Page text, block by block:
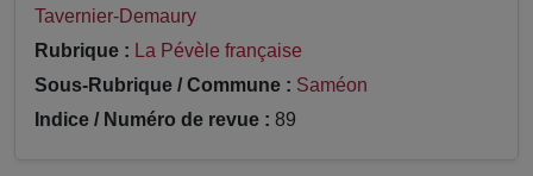
Tavernier-Demaury
Rubrique : La Pévèle française
Sous-Rubrique / Commune : Saméon
Indice / Numéro de revue : 89